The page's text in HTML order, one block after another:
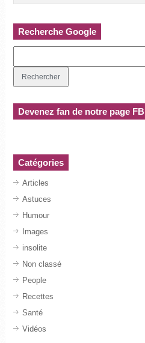
Recherche Google
Devenez fan de notre page FB
Catégories
Articles
Astuces
Humour
Images
insolite
Non classé
People
Recettes
Santé
Vidéos